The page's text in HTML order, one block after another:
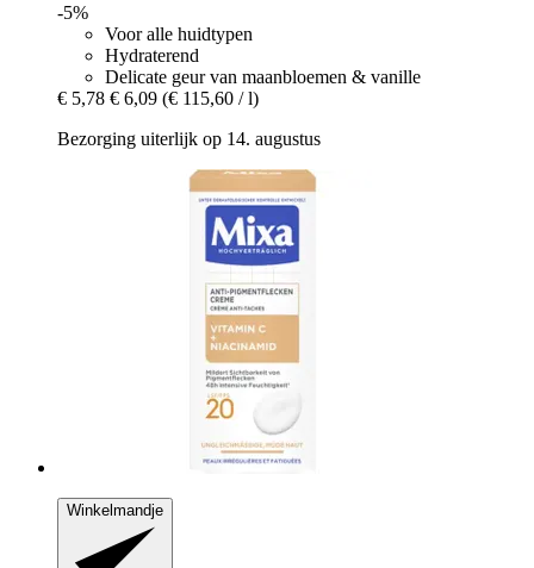
-5%
Voor alle huidtypen
Hydraterend
Delicate geur van maanbloemen & vanille
€ 5,78 € 6,09 (€ 115,60 / l)
Bezorging uiterlijk op 14. augustus
Winkelmandje